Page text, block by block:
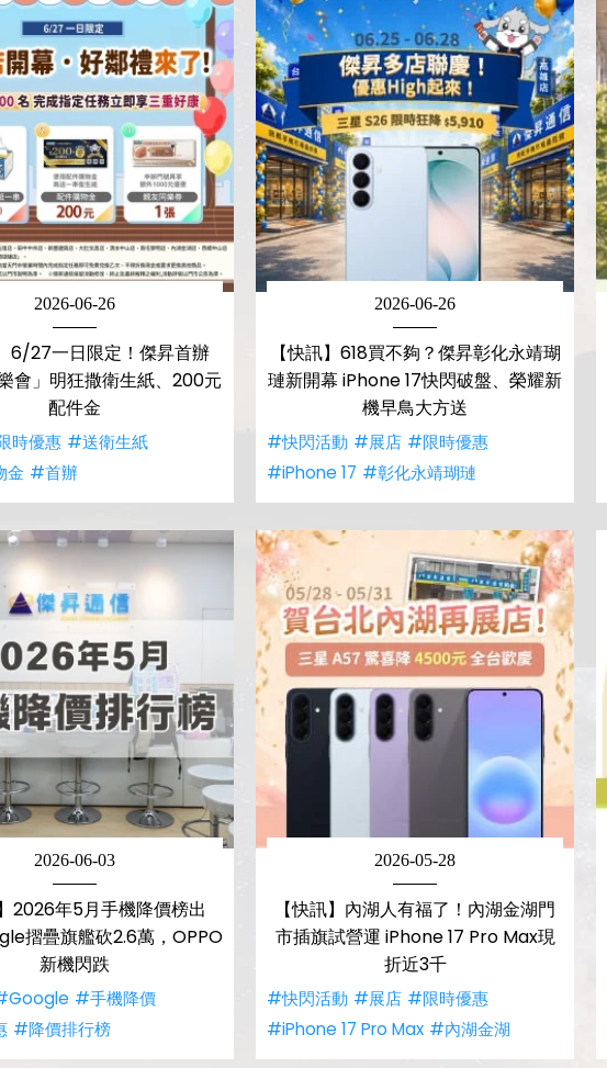
2026-06-26
6/27一日限定！傑昇首辦
樂會」明狂撒衛生紙、200元
配件金
時優惠 #送衛生紙
金 #首辦
2026-06-26
【快訊】618買不夠？傑昇彰化永靖瑚
璉新開幕 iPhone 17快閃破盤、榮耀新
機早鳥大方送
#快閃活動 #展店 #限時優惠
#iPhone 17 #彰化永靖瑚璉
2026-06-03
2026年5月手機降價榜出
摺疊旗艦砍2.6萬，OPPO
新機閃跌
#手機降價
#降價排行榜
2026-05-28
【快訊】內湖人有福了！內湖金湖門
市插旗試營運 iPhone 17 Pro Max現
折近3千
#快閃活動 #展店 #限時優惠
#iPhone 17 Pro Max #內湖金湖